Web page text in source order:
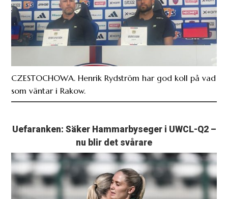
CZESTOCHOWA. Henrik Rydström har god koll på vad
som väntar i Rakow.
Uefaranken: Säker Hammarbyseger i UWCL-Q2 –
nu blir det svårare